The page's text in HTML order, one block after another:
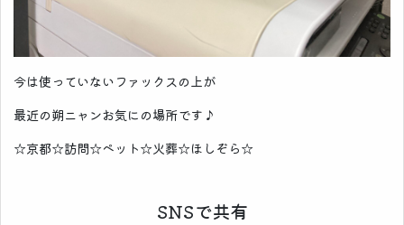
今は使っていないファックスの上が
最近の朔ニャンお気にの場所です♪
☆京都☆訪問☆ペット☆火葬☆ほしぞら☆
SNSで共有